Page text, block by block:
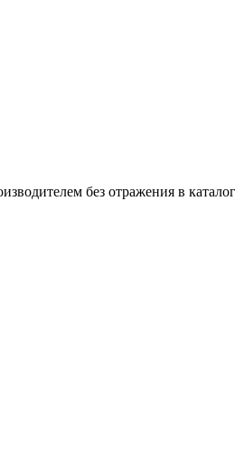
без отражения в